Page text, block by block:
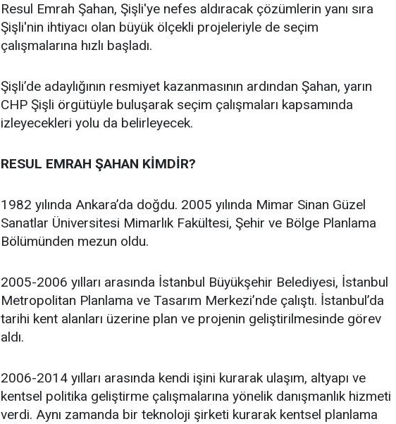
Resul Emrah Şahan, Şişli'ye nefes aldıracak çözümlerin yanı sıra
Şişli'nin ihtiyacı olan büyük ölçekli projeleriyle de seçim
çalışmalarına hızlı başladı.
Şişli’de adaylığının resmiyet kazanmasının ardından Şahan, yarın
CHP Şişli örgütüyle buluşarak seçim çalışmaları kapsamında
izleyecekleri yolu da belirleyecek.
RESUL EMRAH ŞAHAN KİMDİR?
1982 yılında Ankara’da doğdu. 2005 yılında Mimar Sinan Güzel
Sanatlar Üniversitesi Mimarlık Fakültesi, Şehir ve Bölge Planlama
Bölümünden mezun oldu.
2005-2006 yılları arasında İstanbul Büyükşehir Belediyesi, İstanbul
Metropolitan Planlama ve Tasarım Merkezi’nde çalıştı. İstanbul’da
tarihi kent alanları üzerine plan ve projenin geliştirilmesinde görev
aldı.
2006-2014 yılları arasında kendi işini kurarak ulaşım, altyapı ve
kentsel politika geliştirme çalışmalarına yönelik danışmanlık hizmeti
verdi. Aynı zamanda bir teknoloji şirketi kurarak kentsel planlama